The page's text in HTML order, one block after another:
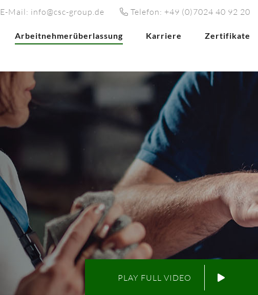
Arbeitnehmerüberlassung Karriere Zertifikate
E-Mail: info@csc-group.de Telefon: +49 (0)7024 40 92 20
PLAY FULL VIDEO